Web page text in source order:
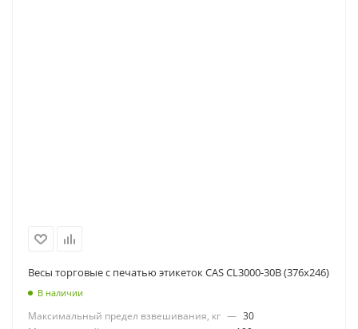
Весы торговые с печатью этикеток CAS CL3000-30B (376x246)
В наличии
Максимальный предел взвешивания, кг — 30